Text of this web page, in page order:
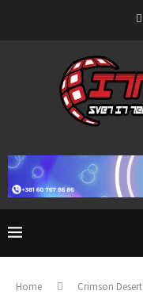
Home Crimson Desert